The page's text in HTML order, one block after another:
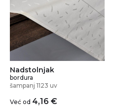
Nadstolnjak
bordura
šampanj 1123 uv
Već od 4,16 €